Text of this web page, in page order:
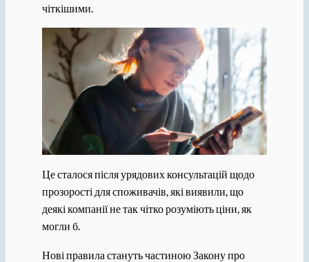
чіткішими.
Це сталося після урядових консультацій щодо
прозорості для споживачів, які виявили, що
деякі компанії не так чітко розуміють ціни, як
могли б.
Нові правила стануть частиною Закону про